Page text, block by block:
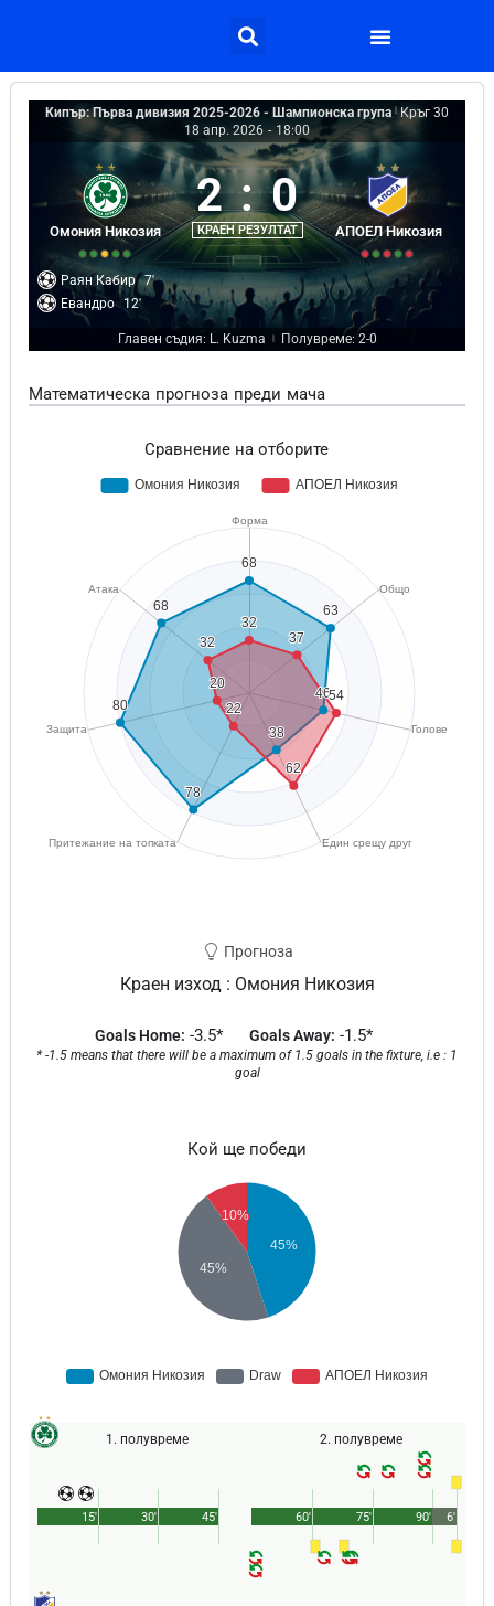
Кипър: Първа дивизия 2025-2026 - Шампионска група | Кръг 30
18 апр. 2026 - 18:00
Омония Никозия
2 : 0
КРАЕН РЕЗУЛТАТ АПОЕЛ Никозия
Раян Кабир 7'
Евандро 12'
Главен съдия: L. Kuzma Полувреме: 2-0
Математическа прогноза преди мача
Сравнение на отборите
Прогноза
Краен изход : Омония Никозия
Goals Home: -3.5* Goals Away: -1.5*
* -1.5 means that there will be a maximum of 1.5 goals in the fixture, i.e : 1
goal
Кой ще победи
1. полувреме
45'
15' 30'
2. полувреме
90'
60' 75' 6'